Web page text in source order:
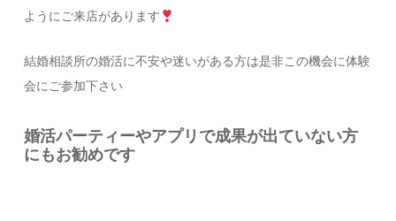
ようにご来店があります
結婚相談所の婚活に不安や迷いがある方は是非この機会に体験
会にご参加下さい
婚活パーティーやアプリで成果が出ていない方
にもお勧めです